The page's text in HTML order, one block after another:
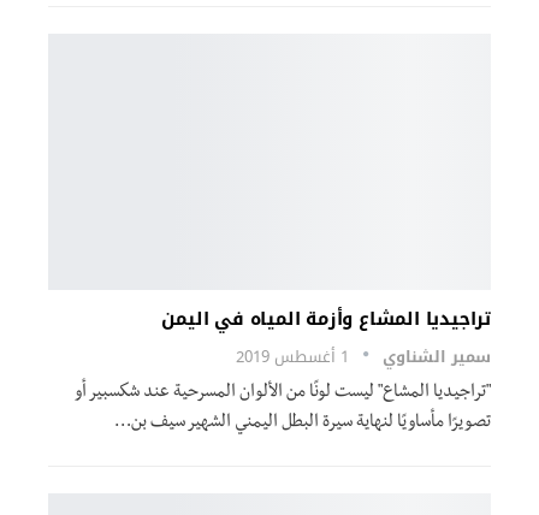
تراجيديا المشاع وأزمة المياه في اليمن
سمير الشناوي 1 أغسطس 2019
"تراجيديا المشاع" ليست لونًا من الألوان المسرحية عند شكسبير أو
تصويرًا مأساويًا لنهاية سيرة البطل اليمني الشهير سيف بن…